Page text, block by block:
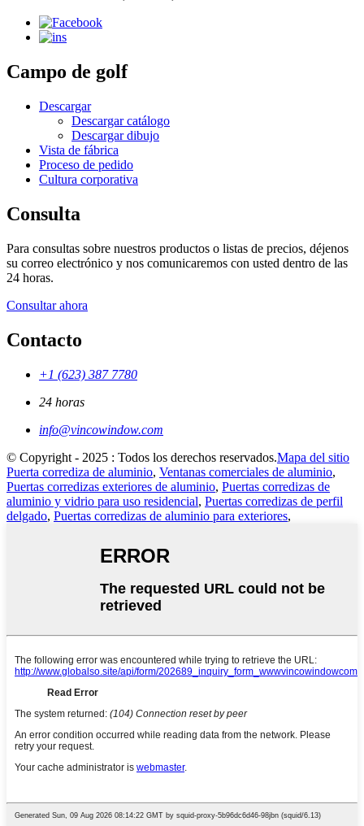
Campo de golf
Descargar
Descargar catálogo
Descargar dibujo
Vista de fábrica
Proceso de pedido
Cultura corporativa
Consulta
Para consultas sobre nuestros productos o listas de precios, déjenos
su correo electrónico y nos comunicaremos con usted dentro de las
24 horas.
Consultar ahora
Contacto
+1 (623) 387 7780
24 horas
info@vincowindow.com
© Copyright - 2025 : Todos los derechos reservados.Mapa del sitio
Puerta corrediza de aluminio, Ventanas comerciales de aluminio,
Puertas corredizas exteriores de aluminio, Puertas corredizas de
aluminio y vidrio para uso residencial, Puertas corredizas de perfil
delgado, Puertas corredizas de aluminio para exteriores,